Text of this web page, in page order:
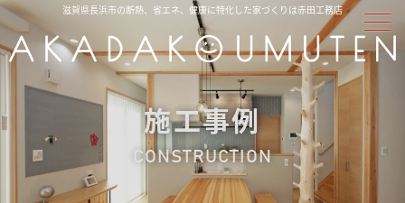
滋賀県長浜市の断熱、省エネ、健康に特化した家づくりは赤田工務店
施工事例
CONSTRUCTION